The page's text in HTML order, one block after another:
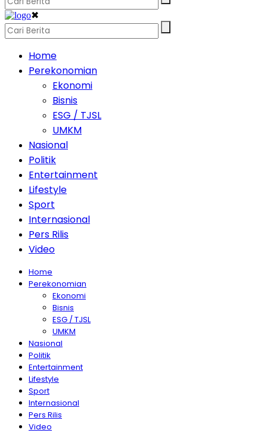
✖
Home
Perekonomian
Ekonomi
Bisnis
ESG / TJSL
UMKM
Nasional
Politik
Entertainment
Lifestyle
Sport
Internasional
Pers Rilis
Video
Home
Perekonomian
Ekonomi
Bisnis
ESG / TJSL
UMKM
Nasional
Politik
Entertainment
Lifestyle
Sport
Internasional
Pers Rilis
Video